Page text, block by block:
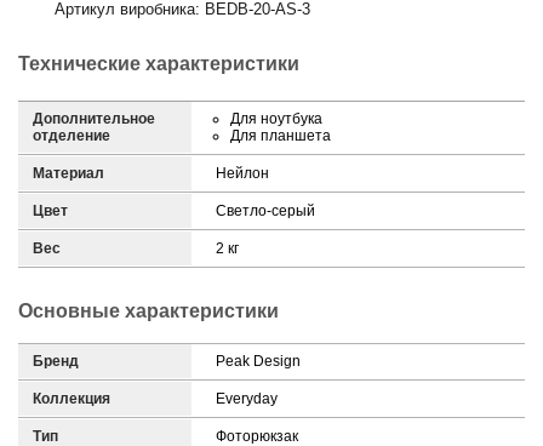
Артикул виробника: BEDB-20-AS-3
Технические характеристики
Дополнительное
отделение
Для ноутбука
Для планшета
Материал Нейлон
Цвет Светло-серый
Вес 2 кг
Основные характеристики
Бренд Peak Design
Коллекция Everyday
Тип Фоторюкзак